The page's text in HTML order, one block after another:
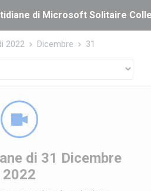
di Microsoft Solitaire
2022 Dicembre 31
di 31 Dicembre
2022